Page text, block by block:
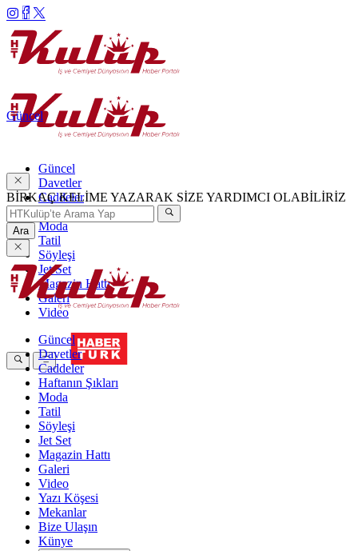
Güncel
Davetler
Caddeler
Haftanın Şıkları
Moda
Tatil
Söyleşi
Jet Set
Magazin Hattı
Galeri
Video
Güncel
BİRKAÇ KELİME YAZARAK SİZE YARDIMCI OLABİLİRİZ
Ara
Güncel
Davetler
Caddeler
Haftanın Şıkları
Moda
Tatil
Söyleşi
Jet Set
Magazin Hattı
Galeri
Video
Yazı Köşesi
Mekanlar
Bize Ulaşın
Künye